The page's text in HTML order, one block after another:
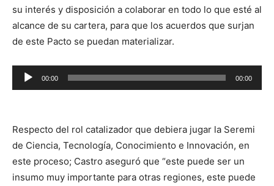
su interés y disposición a colaborar en todo lo que esté al
alcance de su cartera, para que los acuerdos que surjan
de este Pacto se puedan materializar.
Reproductor
00:00 00:00
Respecto del rol catalizador que debiera jugar la Seremi
de Ciencia, Tecnología, Conocimiento e Innovación, en
este proceso; Castro aseguró que “este puede ser un
insumo muy importante para otras regiones, este puede